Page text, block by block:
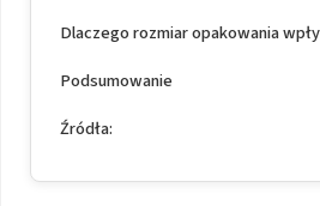
Dlaczego rozmiar opakowania
Podsumowanie
Źródła: